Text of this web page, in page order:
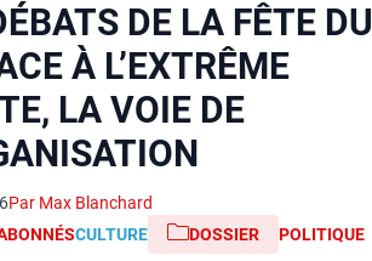
DE LA FÊTE DU
À L’EXTRÊME
LA VOIE DE
Par Max Blanchard
CULTURE DOSSIER
POLITIQUE